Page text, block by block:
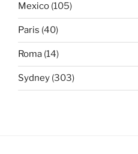
Mexico (105)
Paris (40)
Roma (14)
Sydney (303)